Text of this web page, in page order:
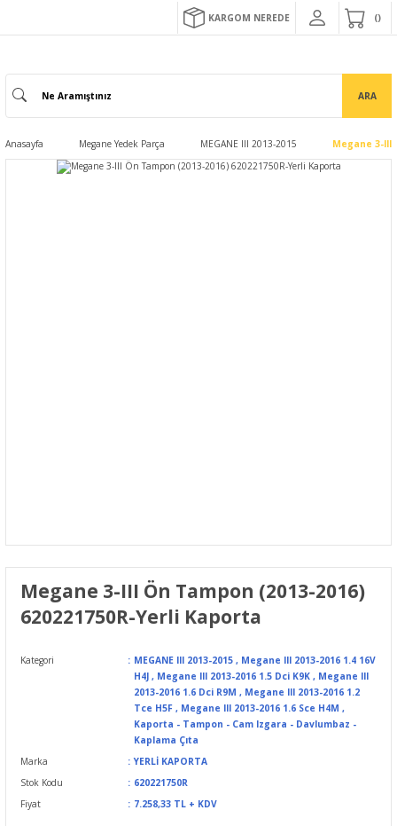
KARGOM NEREDE
ARA
Anasayfa Megane Yedek Parça MEGANE III 2013-2015 Megane 3-III
Megane 3-III Ön Tampon (2013-2016)
620221750R-Yerli Kaporta
Kategori MEGANE III 2013-2015 , Megane III 2013-2016 1.4 16V
H4J , Megane III 2013-2016 1.5 Dci K9K , Megane III
2013-2016 1.6 Dci R9M , Megane III 2013-2016 1.2
Tce H5F , Megane III 2013-2016 1.6 Sce H4M ,
Kaporta - Tampon - Cam Izgara - Davlumbaz -
Kaplama Çıta
Marka
YERLİ KAPORTA
Stok Kodu
620221750R
Fiyat
7.258,33 TL + KDV